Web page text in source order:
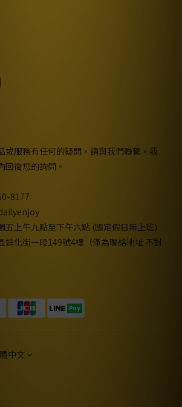
或服務有任何的疑問，請與我們聯繫，我
回復您的詢問。
8177
五上午九點至下午六點 (國定假日無上班)
迪化街一段149號4樓（僅為聯絡地址 不對
中文